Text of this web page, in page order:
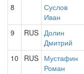
8
Суслов
Иван
9 RUS Долин
Дмитрий
10 RUS Мустафин
Роман